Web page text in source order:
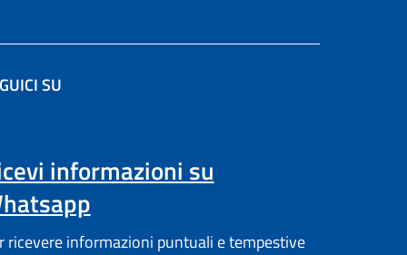
SU
informazioni su
ricevere informazioni puntuali e tempestive